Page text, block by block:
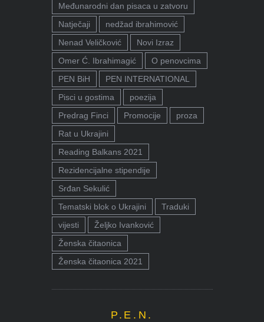
Međunarodni dan pisaca u zatvoru
Natječaji
nedžad ibrahimović
Nenad Veličković
Novi Izraz
Omer Ć. Ibrahimagić
O penovcima
PEN BiH
PEN INTERNATIONAL
Pisci u gostima
poezija
Predrag Finci
Promocije
proza
Rat u Ukrajini
Reading Balkans 2021
Rezidencijalne stipendije
Srđan Sekulić
Tematski blok o Ukrajini
Traduki
vijesti
Željko Ivanković
Ženska čitaonica
Ženska čitaonica 2021
P.E.N.